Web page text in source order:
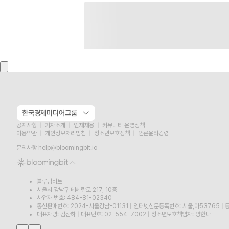
한국경제미디어그룹
공지사항 기자소개 인재채용
커뮤니티 운영정책
이용약관
개인정보처리방침 청소년보호정책
언론윤리강령
문의사항 help@bloomingbit.io
블루밍비트
서울시 강남구 테헤란로 217, 10층
사업자 번호: 484-81-02340
통신판매번호: 2024-서울강남-01131
인터넷신문등록번호: 서울,아53765
대표자명: 김산하
대표번호: 02-554-7002 청소년보호책임자: 양한나